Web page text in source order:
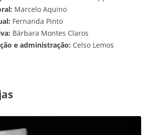
Marcelo Aquino
Fernanda Pinto
Bárbara Montes Claros
e administração: Celso Lemos